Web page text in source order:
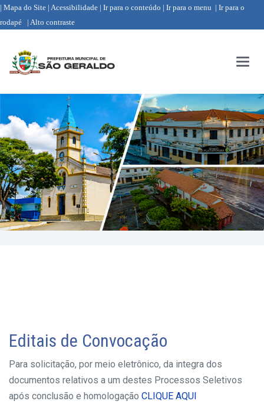
| Mapa do Site | Acessibilidade | Ir para o conteúdo | Ir para o menu | Ir para o
rodapé
| Alto contraste
Menu
Editais de Convocação
Para solicitação, por meio eletrônico, da integra dos
documentos relativos a um destes Processos Seletivos
após conclusão e homologação CLIQUE AQUI